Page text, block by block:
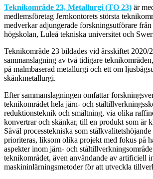
Teknikområde 23, Metallurgi (TO 23) är
medlemsföretag Jernkontorets största
medverkar adjungerade forskningsutförare
högskolan, Luleå tekniska universitet och
Teknikområde 23 bildades vid årsskiftet 2020/
sammanslagning av två tidigare
på malmbaserad metallurgi och ett om
skänkmetallurgi.
Efter sammanslagningen omfattar
teknikområdet hela järn- och
reduktionsteknik och smältning, via olika
konvertrar och skänkar, till en produkt som är
Såväl processtekniska som
prioriteras, liksom olika projekt med fokus på
aspekter inom järn- och
teknikområdet, även användande av artificiell
maskininlärningsmetoder för att utveckla